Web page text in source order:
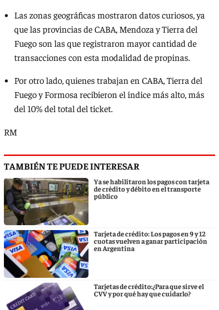
Las zonas geográficas mostraron datos curiosos, ya
que las provincias de CABA, Mendoza y Tierra del
Fuego son las que registraron mayor cantidad de
transacciones con esta modalidad de propinas.
Por otro lado, quienes trabajan en CABA, Tierra del
Fuego y Formosa recibieron el índice más alto, más
del 10% del total del ticket.
RM
TAMBIÉN TE PUEDE INTERESAR
Ya se habilitaron los pagos con tarjeta
de crédito y débito en el transporte
público
Tarjeta de crédito: Los pagos en 9 y 12
cuotas vuelven a ganar participación
en Argentina
Tarjetas de crédito:¿Para que sirve el
CVV y por qué hay que cuidarlo?